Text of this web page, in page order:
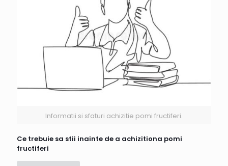
Informatii si sfaturi achizitie pomi fructiferi.
Ce trebuie sa stii inainte de a achizitiona pomi
fructiferi